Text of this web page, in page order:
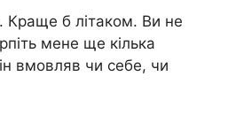
Краще б літаком. Ви не
мене ще кілька
вмовляв чи себе, чи